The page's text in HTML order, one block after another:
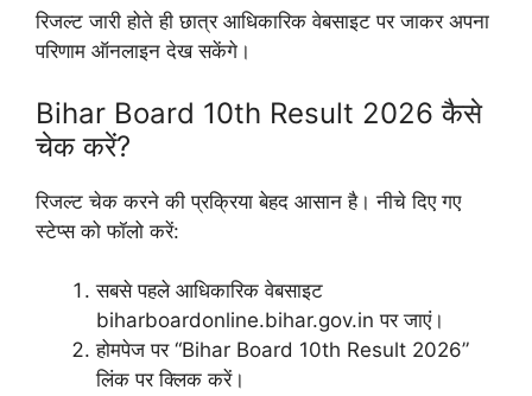
रिजल्ट जारी होते ही छात्र आधिकारिक वेबसाइट पर जाकर अपना
परिणाम ऑनलाइन देख सकेंगे।
Bihar Board 10th Result 2026 कैसे
चेक करें?
रिजल्ट चेक करने की प्रक्रिया बेहद आसान है। नीचे दिए गए
स्टेप्स को फॉलो करें:
सबसे पहले आधिकारिक वेबसाइट
biharboardonline.bihar.gov.in पर जाएं।
होमपेज पर “Bihar Board 10th Result 2026”
लिंक पर क्लिक करें।